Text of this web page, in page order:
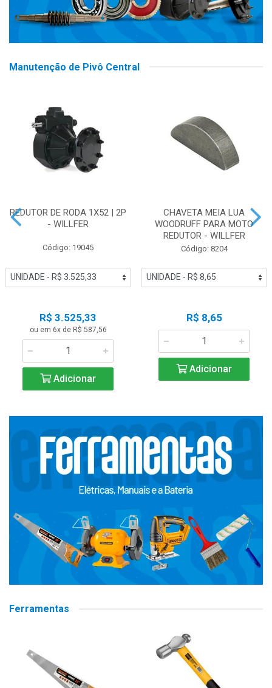
Manutenção de Pivô Central
REDUTOR DE RODA 1X52 | 2P
- WILLFER
Código: 19045
R$ 3.525,33
ou em 6x de R$ 587,56
Adicionar
CHAVETA MEIA LUA
WOODRUFF PARA MOTO
REDUTOR - WILLFER
Código: 8204
R$ 8,65
Adicionar
Ferramentas